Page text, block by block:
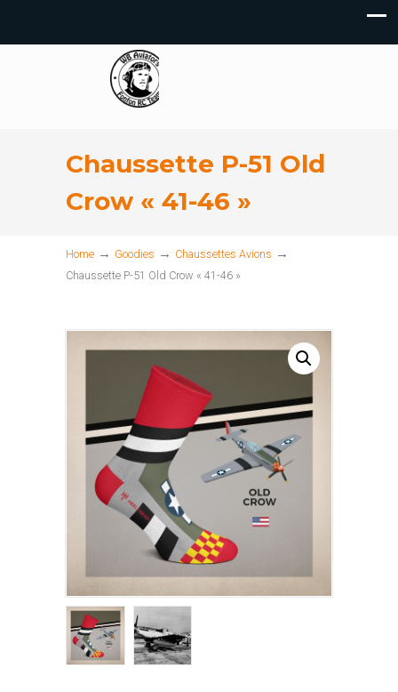
Chaussette P-51 Old
Crow « 41-46 »
Home → Goodies → Chaussettes Avions →
Chaussette P-51 Old Crow « 41-46 »